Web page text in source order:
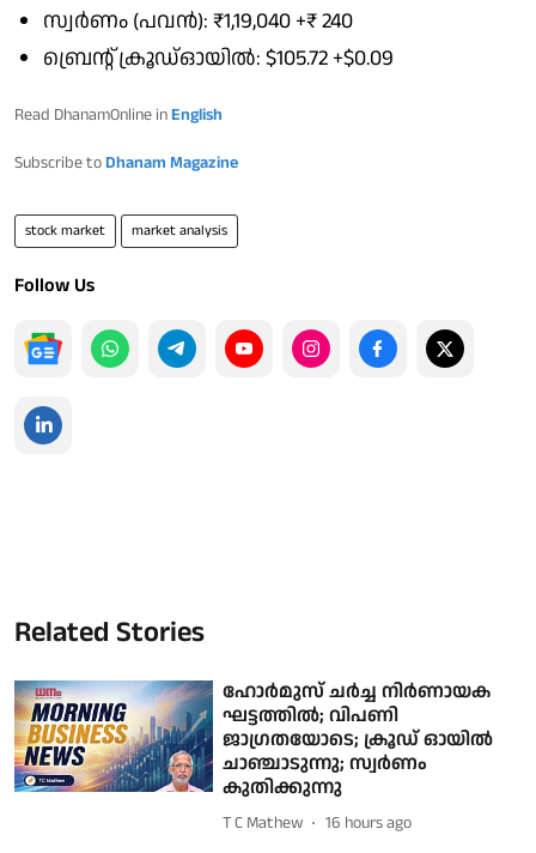
സ്വർണം (പവൻ): ₹1,19,040 +₹ 240
ബ്രെൻ്റ് ക്രൂഡ്ഓയിൽ: $105.72 +$0.09
Read DhanamOnline in English
Subscribe to Dhanam Magazine
stock market market analysis
Follow Us
Related Stories
ഹോർമുസ് ചർച്ച നിർണായക
ഘട്ടത്തിൽ; വിപണി
ജാഗ്രതയോടെ; ക്രൂഡ് ഓയിൽ
ചാഞ്ചാടുന്നു; സ്വർണം
കുതിക്കുന്നു
T C Mathew 16 hours ago